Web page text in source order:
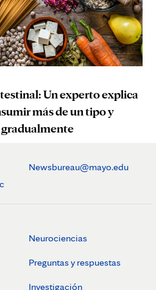
Un experto explica
más de un tipo y
Newsbureau@mayo.edu
Neurociencias
Preguntas y respuestas
Investigación